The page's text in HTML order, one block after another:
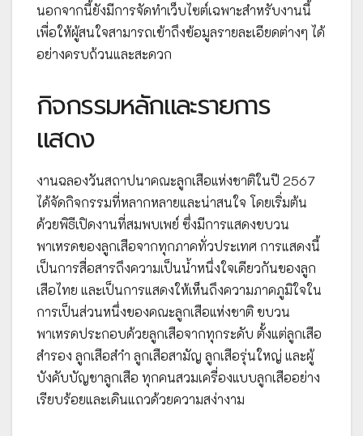
นอกจากนี้ยังมีการจัดทำเว็บไซต์เฉพาะสำหรับงานนี้
เพื่อให้ผู้สนใจสามารถเข้าถึงข้อมูลรายละเอียดต่างๆ ได้
อย่างครบถ้วนและสะดวก
กิจกรรมหลักและรายการ
แสดง
งานฉลองวันสถาปนาคณะลูกเสือแห่งชาติในปี 2567
ได้จัดกิจกรรมที่หลากหลายและน่าสนใจ โดยเริ่มต้น
ด้วยพิธีเปิดงานที่สมพบเพย์ ซึ่งมีการแสดงขบวน
พาเหรดของลูกเสือจากทุกภาคทั่วประเทศ การแสดงนี้
เป็นการสื่อสารถึงความเป็นน้ำหนึ่งใจเดียวกันของลูก
เสือไทย และเป็นการแสดงให้เห็นถึงความภาคภูมิใจใน
การเป็นส่วนหนึ่งของคณะลูกเสือแห่งชาติ ขบวน
พาเหรดประกอบด้วยลูกเสือจากทุกระดับ ตั้งแต่ลูกเสือ
สำรอง ลูกเสือสำำ ลูกเสือสามัญ ลูกเสือรุ่นใหญ่ และผู้
บังคับบัญชาลูกเสือ ทุกคนสวมเครื่องแบบลูกเสืออย่าง
เรียบร้อยและเดินแถวด้วยความสง่างาม